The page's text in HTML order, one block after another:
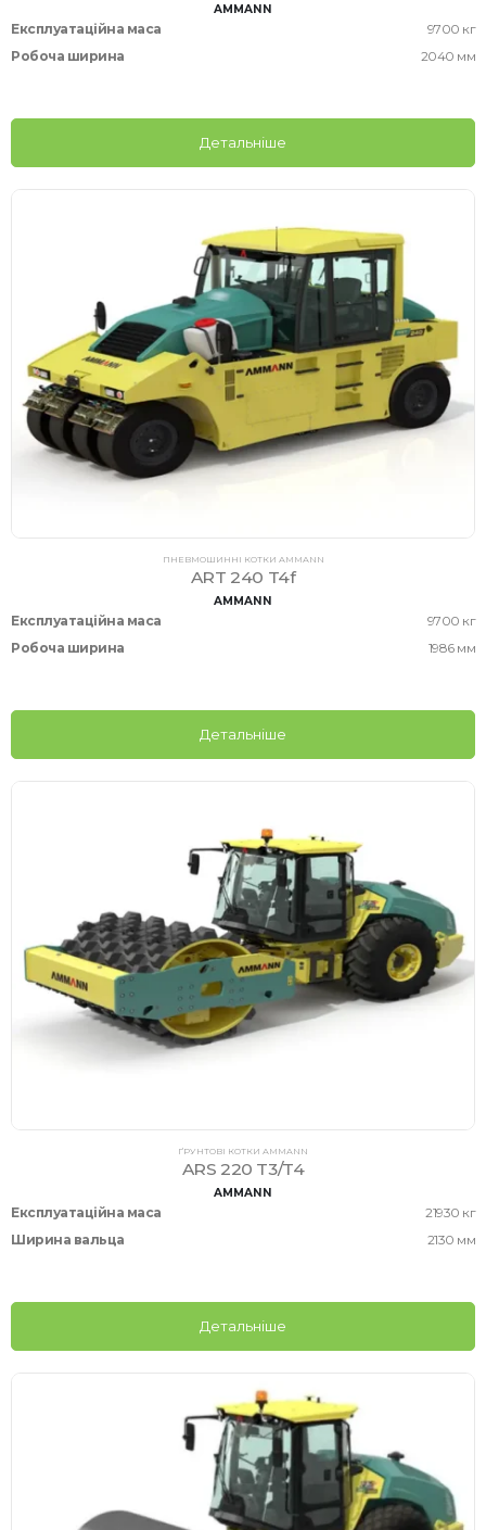
AMMANN
Експлуатаційна маса
9700 кг
Робоча ширина
2040 мм
Детальніше
ПНЕВМОШИННІ КОТКИ AMMANN
ART 240 T4f
AMMANN
Експлуатаційна маса
9700 кг
Робоча ширина
1986 мм
Детальніше
ҐРУНТОВІ КОТКИ AMMANN
ARS 220 T3/T4
AMMANN
Експлуатаційна маса
21930 кг
Ширина вальца
2130 мм
Детальніше